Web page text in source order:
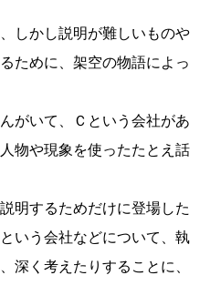
しかし説明が難しいものや
ために、架空の物語によっ
がいて、Ｃという会社があ
物や現象を使ったたとえ話
明するためだけに登場した
いう会社などについて、執
深く考えたりすることに、